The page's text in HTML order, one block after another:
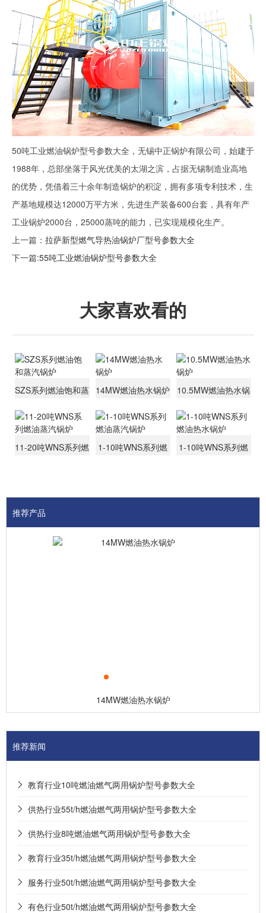
50吨工业燃油锅炉型号参数大全，无锡中正锅炉有限公司，始建于
1988年，总部坐落于风光优美的太湖之滨，占据无锡制造业高地
的优势，凭借着三十余年制造锅炉的积淀，拥有多项专利技术，生
产基地规模达12000万平方米，先进生产装备600台套，具有年产
工业锅炉2000台，25000蒸吨的能力，已实现规模化生产。
上一篇： 拉萨新型燃气导热油锅炉厂型号参数大全
下一篇:55吨工业燃油锅炉型号参数大全
大家喜欢看的
SZS系列燃油饱和蒸 14MW燃油热水锅炉
10.5MW燃油热水锅
11-20吨WNS系列燃
1-10吨WNS系列燃
1-10吨WNS系列燃
推荐产品
14MW燃油热水锅炉
推荐新闻
教育行业10吨燃油燃气两用锅炉型号参数大全
供热行业55t/h燃油燃气两用锅炉型号参数大全
供热行业8吨燃油燃气两用锅炉型号参数大全
教育行业35t/h燃油燃气两用锅炉型号参数大全
服务行业50t/h燃油燃气两用锅炉型号参数大全
有色行业50t/h燃油燃气两用锅炉型号参数大全